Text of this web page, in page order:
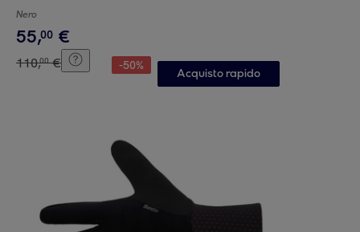
Nero
55,00 €
110,00 € -50%
Acquisto rapido